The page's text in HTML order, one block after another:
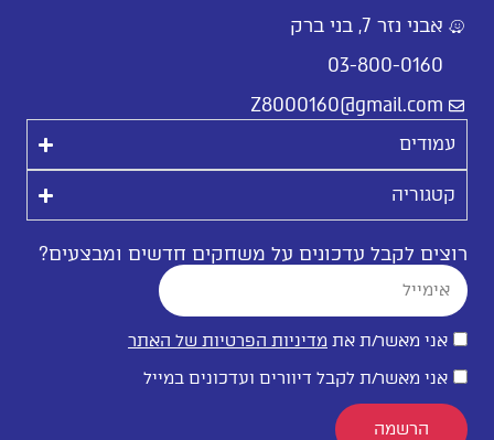
אבני נזר 7, בני ברק
03-800-0160
Z8000160@gmail.com
עמודים
קטגוריה
רוצים לקבל עדכונים על משחקים חדשים ומבצעים?
אני מאשר/ת את מדיניות הפרטיות של האתר
אני מאשר/ת לקבל דיוורים ועדכונים במייל
הרשמה